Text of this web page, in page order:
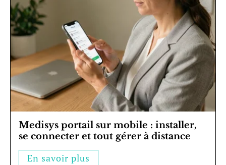
Medisys portail sur mobile : installer,
se connecter et tout gérer à distance
En savoir plus